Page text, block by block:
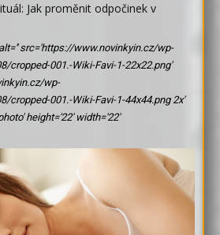
Jak proměnit odpočinek v
src='https://www.novinkyin.cz/wp-
cropped-001.-Wiki-Favi-1-22x22.png'
wp-
cropped-001.-Wiki-Favi-1-44x44.png 2x'
height='22' width='22'